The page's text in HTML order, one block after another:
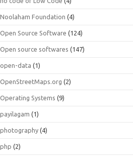
Noolaham Foundation (4)
Open Source Software (124)
Open source softwares (147)
open-data (1)
OpenStreetMaps.org (2)
Operating Systems (9)
payilagam (1)
photography (4)
php (2)